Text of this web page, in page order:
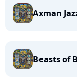
Axman
Beasts of